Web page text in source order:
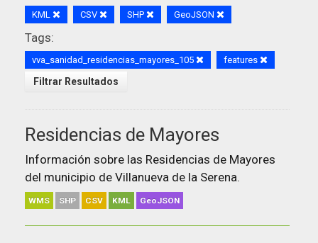
KML CSV SHP GeoJSON
Tags:
vva_sanidad_residencias_mayores_105 features
Filtrar Resultados
Residencias de Mayores
Información sobre las Residencias de Mayores
del municipio de Villanueva de la Serena.
WMS SHP CSV KML GeoJSON